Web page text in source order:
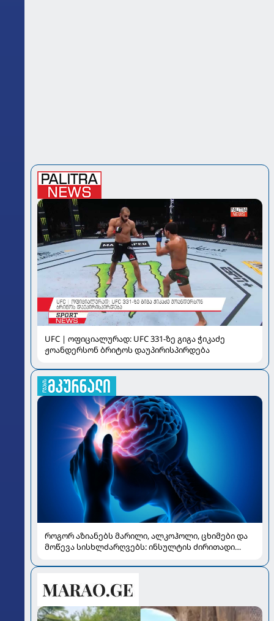
UFC | ოფიციალურად: UFC 331-ზე გიგა ჭიკაძე
ჟოანდერსონ ბრიტოს დაუპირისპირდება
როგორ აზიანებს მარილი, ალკოჰოლი, ცხიმები და
მოწევა სისხლძარღვებს: ინსულტის ძირითადი